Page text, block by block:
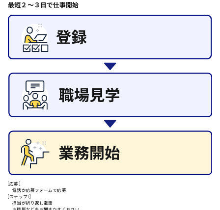
施工管理
自動車整備士
配送・ドライバー
東広島市
安芸高田市
山県郡
安芸太田町
安芸郡
日給9000円～
最短２〜３日で仕事開始
[応募]
電話か応募フォームで応募
[ステップ1]
担当が折り返し電話